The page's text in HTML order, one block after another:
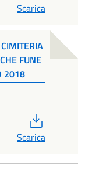
Scarica
FUNE
2018
Scarica